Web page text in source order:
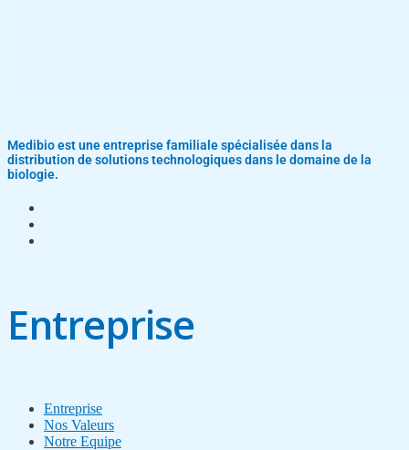
Medibio est une entreprise familiale spécialisée dans la
distribution de solutions technologiques dans le domaine de la
biologie.
Entreprise
Entreprise
Nos Valeurs
Notre Equipe